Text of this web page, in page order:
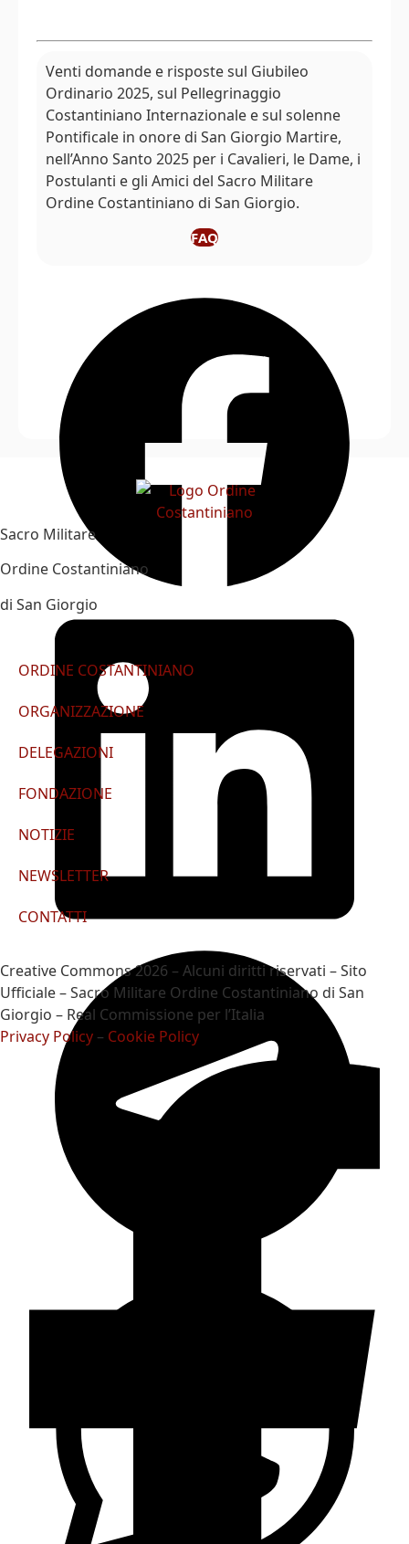
Venti domande e risposte sul Giubileo
Ordinario 2025, sul Pellegrinaggio
Costantiniano Internazionale e sul solenne
Pontificale in onore di San Giorgio Martire,
nell’Anno Santo 2025 per i Cavalieri, le Dame, i
Postulanti e gli Amici del Sacro Militare
Ordine Costantiniano di San Giorgio.
FAQ
Sacro Militare
Ordine Costantiniano
di San Giorgio
ORDINE COSTANTINIANO
ORGANIZZAZIONE
DELEGAZIONI
FONDAZIONE
NOTIZIE
NEWSLETTER
CONTATTI
Creative Commons 2026 – Alcuni diritti riservati – Sito
Ufficiale – Sacro Militare Ordine Costantiniano di San
Giorgio – Real Commissione per l’Italia
Privacy Policy – Cookie Policy